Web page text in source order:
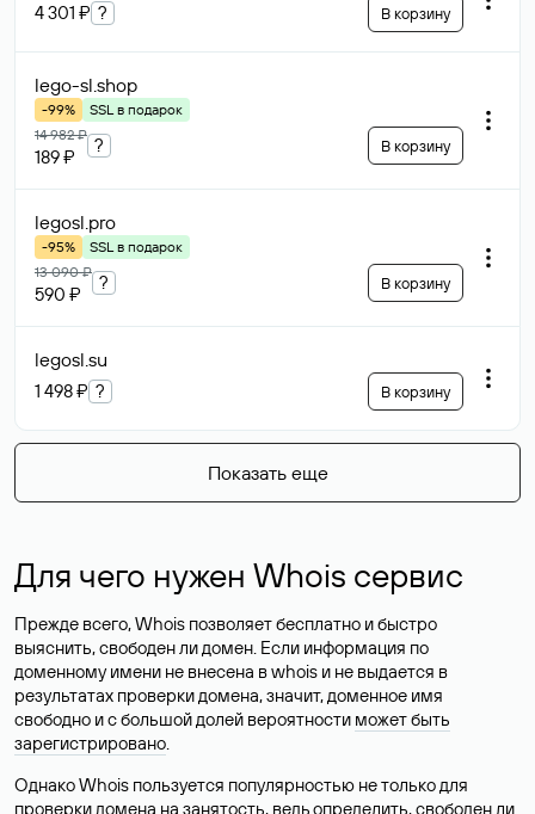
4 301 ₽ ? В корзину
lego-sl.shop
-99%
SSL в подарок
14 982 ₽
189 ₽
? В корзину
legosl.pro
-95%
SSL в подарок
13 090 ₽
590 ₽
? В корзину
legosl.su
1 498 ₽ ? В корзину
Показать еще
Для чего нужен Whois сервис
Прежде всего, Whois позволяет бесплатно и быстро
выяснить, свободен ли домен. Если информация по
доменному имени не внесена в whois и не выдается в
результатах проверки домена, значит, доменное имя
свободно и с большой долей вероятности может быть
зарегистрировано.
Однако Whois пользуется популярностью не только для
проверки домена на занятость, ведь определить, свободен ли